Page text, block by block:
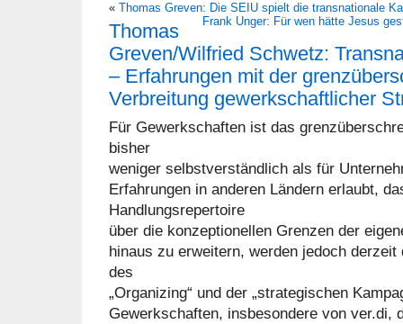
« Thomas Greven: Die SEIU spielt die transnationale
Frank Unger: Für wen hätte Jesus
Thomas
Greven/Wilfried Schwetz:
– Erfahrungen mit der
Verbreitung gewerkschaftlicher
Für Gewerkschaften ist das
bisher
weniger selbstverständlich als für
Erfahrungen in anderen Ländern erlaubt,
Handlungsrepertoire
über die konzeptionellen Grenzen der
hinaus zu erweitern, werden jedoch
des
„Organizing“ und der „strategischen
Gewerkschaften, insbesondere von ver.di,